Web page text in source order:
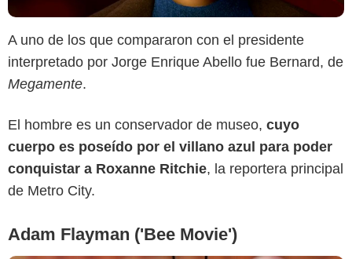
A uno de los que compararon con el presidente
interpretado por Jorge Enrique Abello fue Bernard, de
Megamente.
El hombre es un conservador de museo, cuyo
cuerpo es poseído por el villano azul para poder
conquistar a Roxanne Ritchie, la reportera principal
de Metro City.
Adam Flayman ('Bee Movie')